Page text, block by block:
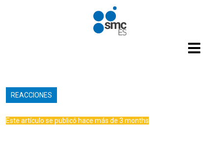
Pasar al contenido principal
REACCIONES
Este artículo se publicó hace más de 3 months